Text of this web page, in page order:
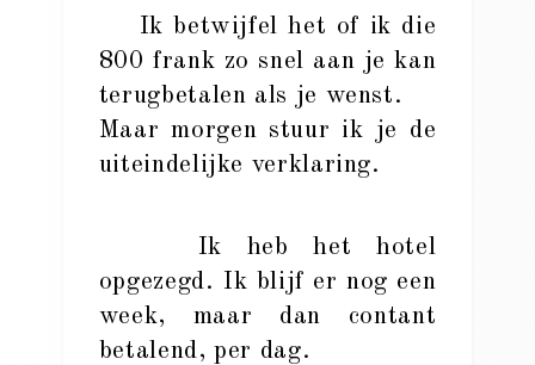
Ik betwijfel het of ik die
800 frank zo snel aan je kan
terugbetalen als je wenst.
Maar morgen stuur ik je de
uiteindelijke verklaring.
Ik heb het hotel
opgezegd. Ik blijf er nog een
week, maar dan contant
betalend, per dag.